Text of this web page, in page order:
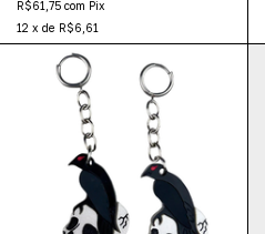
R$61,75 com Pix
12 x de R$6,61